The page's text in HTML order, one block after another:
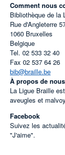
Comment nous
Bibliothèque de la
Rue d'Angleterre
1060 Bruxelles
Belgique
Tel. 02 533 32 40
Fax 02 537 64 26
bib@braille.be
À propos de nous
La Ligue Braille
aveugles et
Facebook
Suivez les
"J'aime".